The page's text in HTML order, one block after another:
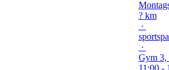
? km
·
·
Gym 3,